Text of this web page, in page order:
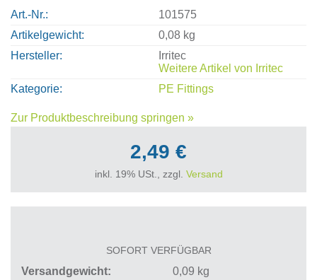
Art.-Nr.
101575
Artikelgewicht
0,08 kg
Hersteller
Irritec
Weitere Artikel von Irritec
Kategorie
PE Fittings
Zur Produktbeschreibung springen »
2,49 €
inkl. 19% USt., zzgl. Versand
SOFORT VERFÜGBAR
Versandgewicht 0,09 kg